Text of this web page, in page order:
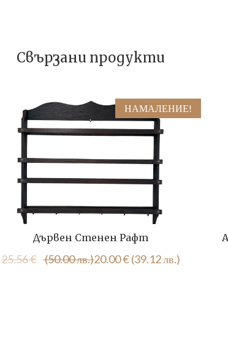
Свързани продукти
НАМАЛЕНИЕ!
Дървен Стенен Рафт
25.56€ (50.00 лв.)Original
20.00€(39.12 лв.)
Текущата